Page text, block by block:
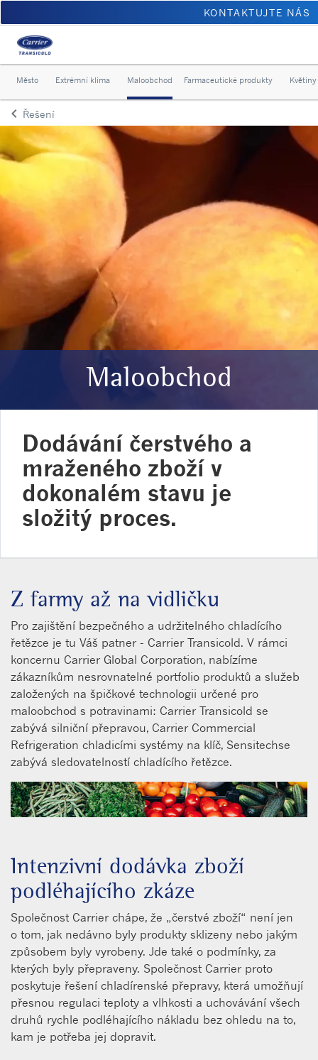
KONTAKTUJTE NÁS
Město Extrémní klima Maloobchod Farmaceutické produkty Květiny
keyboard_arrow_leftArrow back
Řešení
Maloobchod
Dodávání čerstvého a
mraženého zboží v
dokonalém stavu je
složitý proces.
Z farmy až na vidličku
Pro zajištění bezpečného a udržitelného chladícího
řetězce je tu Váš patner - Carrier Transicold. V rámci
koncernu Carrier Global Corporation, nabízíme
zákazníkům nesrovnatelné portfolio produktů a služeb
založených na špičkové technologii určené pro
maloobchod s potravinami: Carrier Transicold se
zabývá silniční přepravou, Carrier Commercial
Refrigeration chladicími systémy na klíč, Sensitechse
zabývá sledovatelností chladícího řetězce.
Intenzivní dodávka zboží
podléhajícího zkáze
Společnost Carrier chápe, že „čerstvé zboží“ není jen
o tom, jak nedávno byly produkty sklizeny nebo jakým
způsobem byly vyrobeny. Jde také o podmínky, za
kterých byly přepraveny. Společnost Carrier proto
poskytuje řešení chladírenské přepravy, která umožňují
přesnou regulaci teploty a vlhkosti a uchovávání všech
druhů rychle podléhajícího nákladu bez ohledu na to,
kam je potřeba jej dopravit.